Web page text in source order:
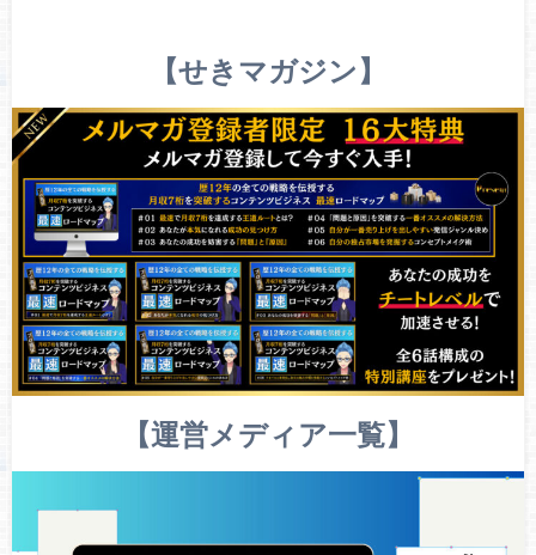
【せきマガジン】
【運営メディア一覧】